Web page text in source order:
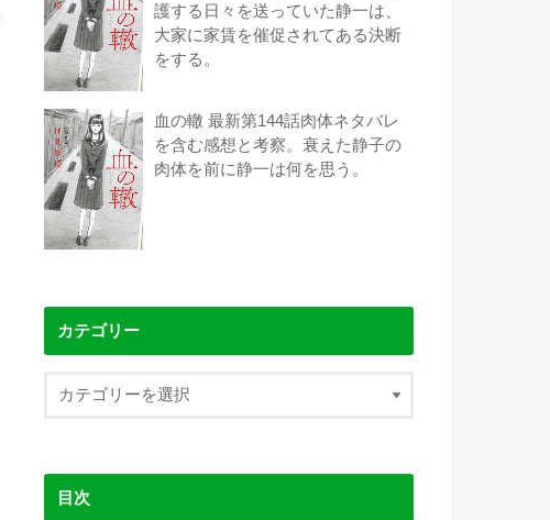
護する日々を送っていた静一は、
大家に家賃を催促されてある決断
をする。
血の轍 最新第144話肉体ネタバレ
を含む感想と考察。衰えた静子の
肉体を前に静一は何を思う。
カテゴリー
目次